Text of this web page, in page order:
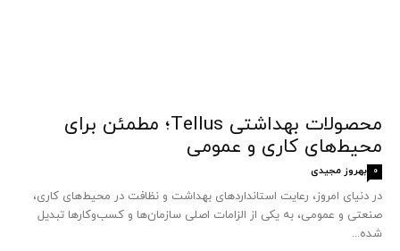
محصولات بهداشتی Tellus؛ مطمئن برای
محیط‌های کاری و عمومی
بهروز مجیدی 0
در دنیای امروز، رعایت استانداردهای بهداشت و نظافت در محیط‌های کاری،
صنعتی و عمومی، به یکی از الزامات اصلی سازمان‌ها و کسب‌وکارها تبدیل
شده...